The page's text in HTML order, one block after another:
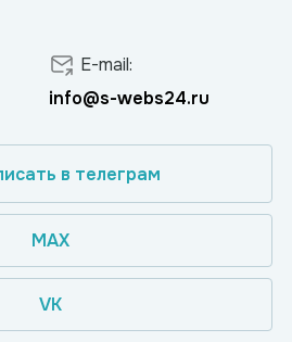
E-mail:
info@s-webs24.ru
в телеграм
MAX
VK